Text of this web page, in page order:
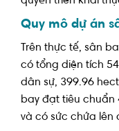
Quy mô dự án
Trên thực tế, sân
có tổng diện tích
dân sự, 399.96
bay đạt tiêu chuẩn
và có sức chứa lên